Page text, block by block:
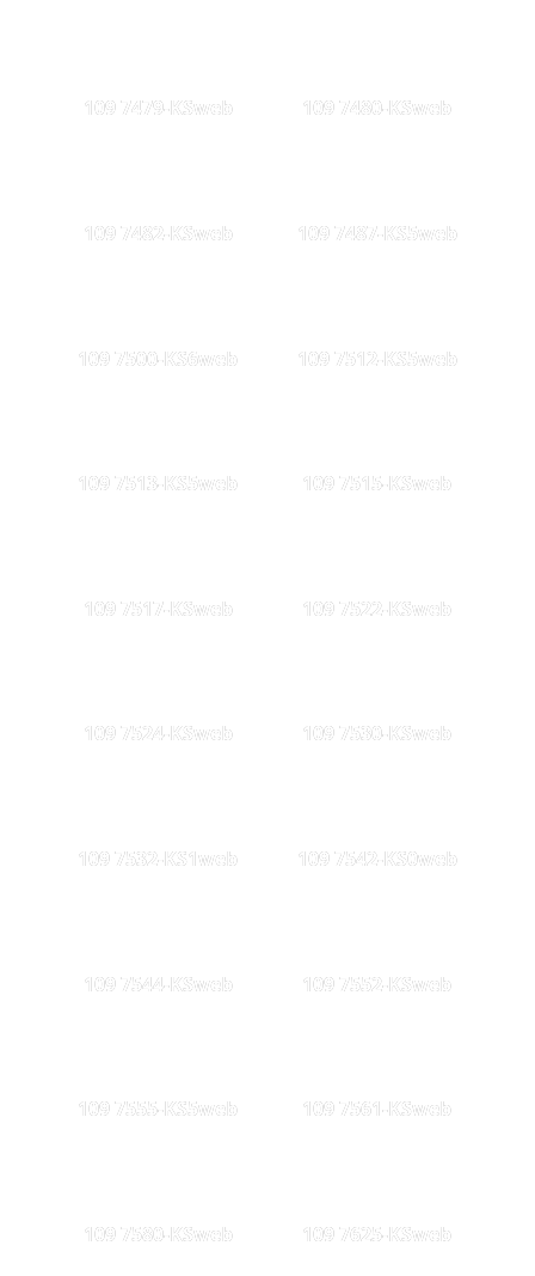
109 7479-KSweb 109 7480-KSweb
109 7482-KSweb 109 7487-KS5web
109 7500-KS6web 109 7512-KS5web
109 7513-KS5web 109 7515-KSweb
109 7517-KSweb 109 7522-KSweb
109 7524-KSweb 109 7530-KSweb
109 7532-KS1web 109 7542-KS0web
109 7544-KSweb 109 7552-KSweb
109 7555-KS5web 109 7561-KSweb
109 7580-KSweb 109 7625-KSweb